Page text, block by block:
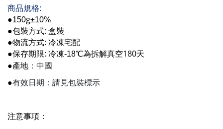
商品規格:
●150g±10%
●包裝方式: 盒裝
●物流方式: 冷凍宅配
●保存期限: 冷凍-18℃為拆解真空180天
●產地 ：中國
●有效日期：請見包裝標示
注意事項：